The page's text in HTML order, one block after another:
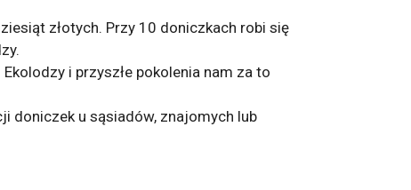
złotych. Przy 10 doniczkach robi się
i przyszłe pokolenia nam za to
doniczek u sąsiadów, znajomych lub